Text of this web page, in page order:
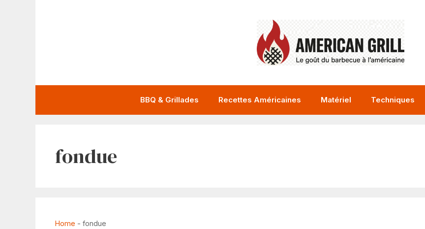
BBQ & Grillades Recettes Américaines Matériel Techniques
fondue
Home - fondue